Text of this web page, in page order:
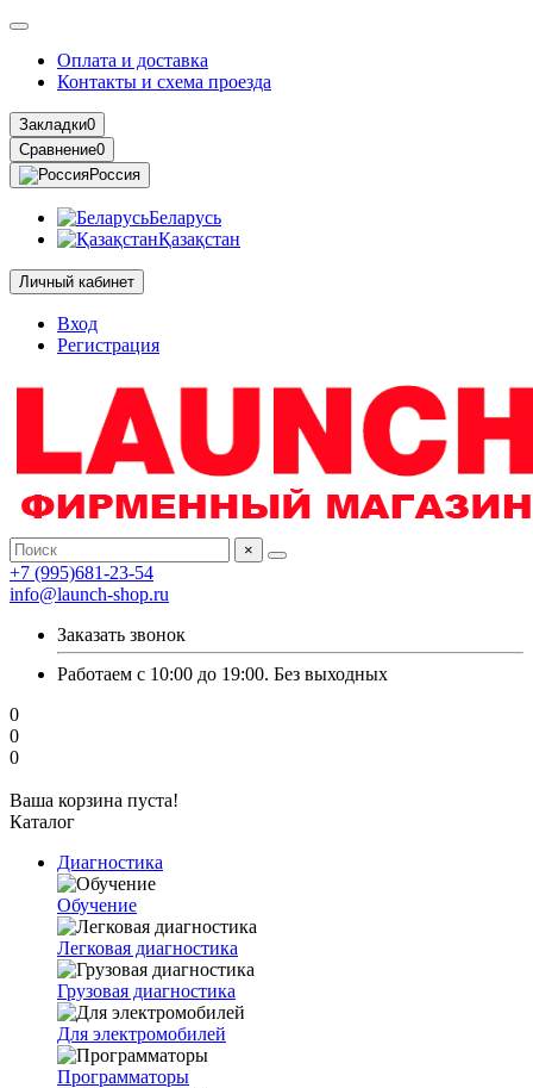
Оплата и доставка
Контакты и схема проезда
Закладки0
Сравнение0
Россия
Беларусь
Қазақстан
Личный кабинет
Вход
Регистрация
×
+7 (995)681-23-54
info@launch-shop.ru
Заказать звонок
Работаем с 10:00 до 19:00. Без выходных
0
0
0
Ваша корзина пуста!
Каталог
Диагностика
Обучение
Легковая диагностика
Грузовая диагностика
Для электромобилей
Программаторы